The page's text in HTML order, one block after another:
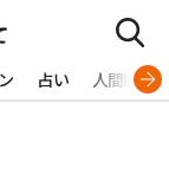
占い 人間関係